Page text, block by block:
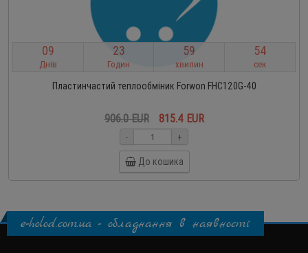
09
Днів
23
Годин
59
хвилин
53
сек
Пластинчастий теплообміник Forwon FHC120G-40
906.0 EUR 815.4 EUR
- +
До кошика
e-holod.com.ua - обладнання в наявності